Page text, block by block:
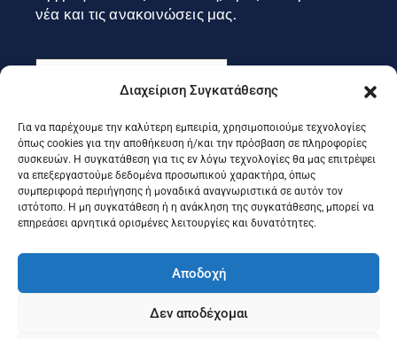
Διαχείριση Συγκατάθεσης
Για να παρέχουμε την καλύτερη εμπειρία, χρησιμοποιούμε τεχνολογίες
όπως cookies για την αποθήκευση ή/και την πρόσβαση σε πληροφορίες
συσκευών. Η συγκατάθεση για τις εν λόγω τεχνολογίες θα μας επιτρέψει
να επεξεργαστούμε δεδομένα προσωπικού χαρακτήρα, όπως
συμπεριφορά περιήγησης ή μοναδικά αναγνωριστικά σε αυτόν τον
ιστότοπο. Η μη συγκατάθεση ή η ανάκληση της συγκατάθεσης, μπορεί να
επηρεάσει αρνητικά ορισμένες λειτουργίες και δυνατότητες.
Αποδοχή
Δεν αποδέχομαι
νέα και τις ανακοινώσεις μας.
Εγγραφή
Ακολουθήστε μας στα social